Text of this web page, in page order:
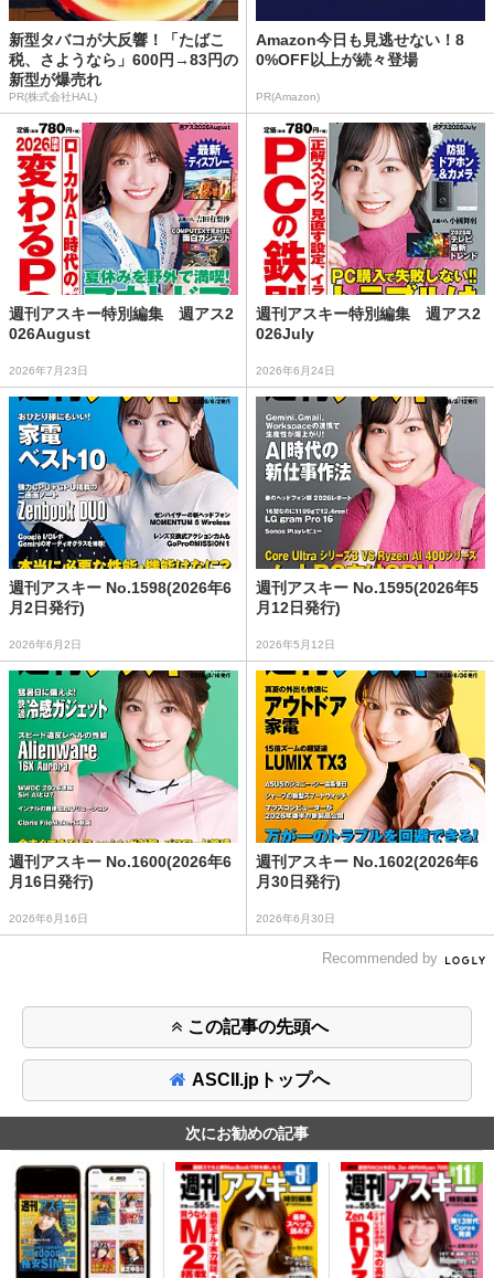
新型タバコが大反響！「たばこ
税、さようなら」600円→83円の
新型が爆売れ
PR(株式会社HAL)
Amazon今日も見逃せない！8
0%OFF以上が続々登場
PR(Amazon)
週刊アスキー特別編集 週アス2
026August
2026年7月23日
週刊アスキー特別編集 週アス2
026July
2026年6月24日
週刊アスキー No.1598(2026年6
月2日発行)
2026年6月2日
週刊アスキー No.1595(2026年5
月12日発行)
2026年5月12日
週刊アスキー No.1600(2026年6
月16日発行)
2026年6月16日
週刊アスキー No.1602(2026年6
月30日発行)
2026年6月30日
Recommended by
この記事の先頭へ
ASCII.jpトップへ
次にお勧めの記事